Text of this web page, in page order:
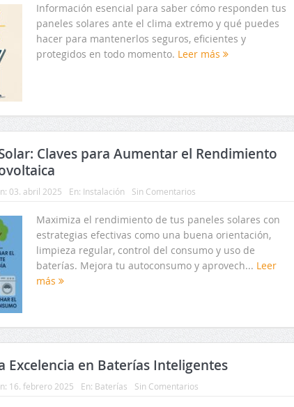
Información esencial para saber cómo responden tus
paneles solares ante el clima extremo y qué puedes
hacer para mantenerlos seguros, eficientes y
protegidos en todo momento. Leer más
Claves para Aumentar el Rendimiento
03. abril 2025 En: Instalación Sin Comentarios
Maximiza el rendimiento de tus paneles solares con
estrategias efectivas como una buena orientación,
limpieza regular, control del consumo y uso de
baterías. Mejora tu autoconsumo y aprovech... Leer
más
Excelencia en Baterías Inteligentes
16. febrero 2025 En: Baterías Sin Comentarios